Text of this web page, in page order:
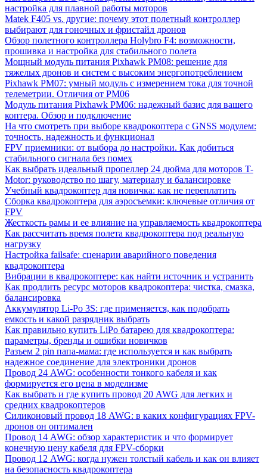
настройка для плавной работы моторов
Matek F405 vs. другие: почему этот полетный контроллер
выбирают для гоночных и фристайл дронов
Обзор полетного контроллера Holybro F4: возможности,
прошивка и настройка для стабильного полета
Мощный модуль питания Pixhawk PM08: решение для
тяжелых дронов и систем с высоким энергопотреблением
Pixhawk PM07: умный модуль с измерением тока для точной
телеметрии. Отличия от PM06
Модуль питания Pixhawk PM06: надежный базис для вашего
коптера. Обзор и подключение
На что смотреть при выборе квадрокоптера с GNSS модулем:
точность, надежность и функционал
FPV приемники: от выбора до настройки. Как добиться
стабильного сигнала без помех
Как выбрать идеальный пропеллер 24 дюйма для моторов T-
Motor: руководство по шагу, материалу и балансировке
Учебный квадрокоптер для новичка: как не переплатить
Сборка квадрокоптера для аэросъемки: ключевые отличия от
FPV
Жесткость рамы и ее влияние на управляемость квадрокоптера
Как рассчитать время полета квадрокоптера под реальную
нагрузку
Настройка failsafe: сценарии аварийного поведения
квадрокоптера
Вибрации в квадрокоптере: как найти источник и устранить
Как продлить ресурс моторов квадрокоптера: чистка, смазка,
балансировка
Аккумулятор Li-Po 3S: где применяется, как подобрать
емкость и какой разрядник выбрать
Как правильно купить LiPo батарею для квадрокоптера:
параметры, бренды и ошибки новичков
Разъем 2 pin папа-мама: где используется и как выбрать
надежное соединение для электроники дронов
Провод 24 AWG: особенности тонкого кабеля и как
формируется его цена в моделизме
Как выбрать и где купить провод 20 AWG для легких и
средних квадрокоптеров
Силиконовый провод 18 AWG: в каких конфигурациях FPV-
дронов он оптимален
Провод 14 AWG: обзор характеристик и что формирует
конечную цену кабеля для FPV-сборки
Провод 12 AWG: когда нужен толстый кабель и как он влияет
на безопасность квадрокоптера